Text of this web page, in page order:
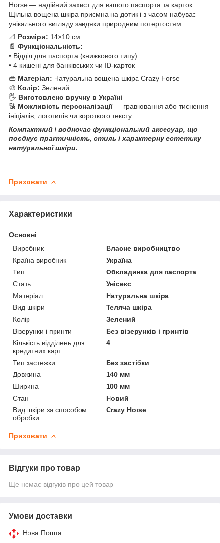
Horse — надійний захист для вашого паспорта та карток.
Щільна вощена шкіра приємна на дотик і з часом набуває
унікального вигляду завдяки природним потертостям.
📐 Розміри: 14×10 см
📄 Функціональність:
• Відділ для паспорта (книжкового типу)
• 4 кишені для банківських чи ID-карток
👜 Матеріал: Натуральна вощена шкіра Crazy Horse
🎨 Колір: Зелений
🖐 Виготовлено вручну в Україні
🔠 Можливість персоналізації— гравіювання або тиснення
ініціалів, логотипів чи короткого тексту
Компактний і водночас функціональний аксесуар, що
поєднує практичність, стиль і характерну естетику
натуральної шкіри.
Приховати
Характеристики
Основні
Виробник
Власне виробництво
Країна виробник
Україна
Тип
Обкладинка для паспорта
Стать
Унісекс
Матеріал
Натуральна шкіра
Вид шкіри
Теляча шкіра
Колір
Зелений
Візерунки і принти
Без візерунків і принтів
Кількість відділень для
кредитних карт
4
Тип застежки
Без застібки
Довжина
140 мм
Ширина
100 мм
Стан
Новий
Вид шкіри за способом
обробки
Crazy Horse
Приховати
Відгуки про товар
Ще немає відгуків про цей товар
Умови доставки
Нова Пошта